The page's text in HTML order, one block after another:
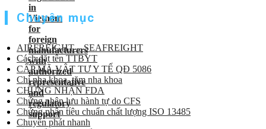
Chuyên mục
AIRFREIGHT – SEAFREIGHT
Cách đặt tên TTBYT
CẤP MÃ VẬT TƯ Y TẾ QĐ 5086
Chỉ nha khoa, tăm nha khoa
CHỨNG NHẬN FDA
Chứng nhận lưu hành tự do CFS
Chứng nhận tiêu chuẩn chất lượng ISO 13485
Chuyển phát nhanh